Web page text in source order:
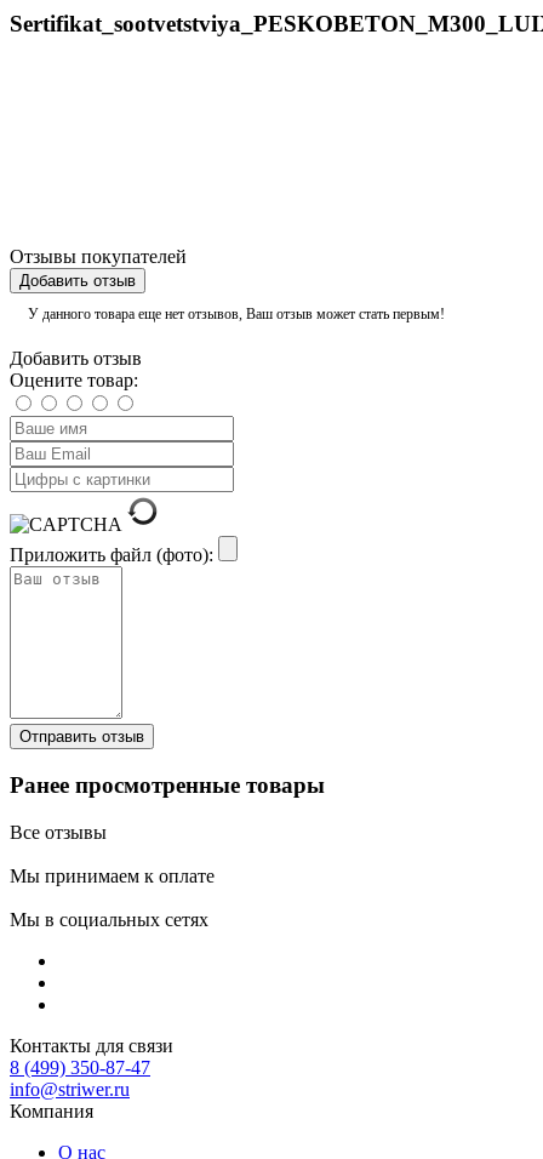
Отзывы покупателей
Добавить отзыв
У данного товара еще нет отзывов, Ваш отзыв может стать первым!
Добавить отзыв
Оцените товар:
Приложить файл (фото):
Ранее просмотренные товары
Все отзывы
Мы принимаем к оплате
Мы в социальных сетях
Контакты для связи
8 (499) 350-87-47
info@striwer.ru
Компания
О нас